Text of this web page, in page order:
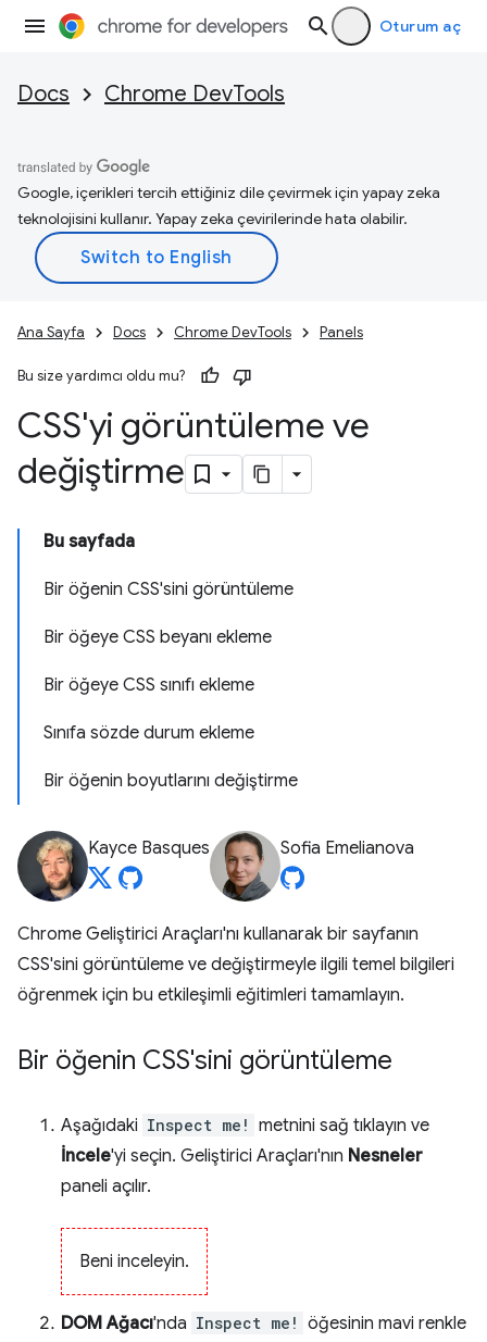
Oturum aç
Docs Chrome DevTools
Google, içerikleri tercih ettiğiniz dile çevirmek için yapay zeka
teknolojisini kullanır. Yapay zeka çevirilerinde hata olabilir.
Ana Sayfa Docs Chrome DevTools Panels
Bu size yardımcı oldu mu?
CSS'yi görüntüleme ve
değiştirme
Bu sayfada
Bir öğenin CSS'sini görüntüleme
Bir öğeye CSS beyanı ekleme
Bir öğeye CSS sınıfı ekleme
Sınıfa sözde durum ekleme
Bir öğenin boyutlarını değiştirme
Kayce Basques Sofia Emelianova
Chrome Geliştirici Araçları'nı kullanarak bir sayfanın
CSS'sini görüntüleme ve değiştirmeyle ilgili temel bilgileri
öğrenmek için bu etkileşimli eğitimleri tamamlayın.
Bir öğenin CSS'sini görüntüleme
Aşağıdaki Inspect me! metnini sağ tıklayın ve
İncele'yi seçin. Geliştirici Araçları'nın Nesneler
paneli açılır.
Beni inceleyin.
DOM Ağacı'nda Inspect me! öğesinin mavi renkle